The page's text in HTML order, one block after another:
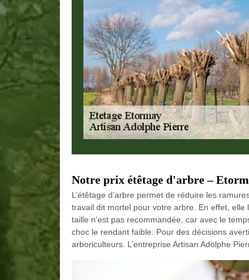
Notre prix étêtage d'arbre –
L’étêtage d’arbre permet de réduire les
travail dit mortel pour votre arbre. En effet, elle
taille n’est pas recommandée, car avec le
choc le rendant faible. Pour des décisions
arboriculteurs. L’entreprise Artisan Adolphe